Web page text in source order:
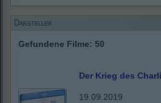
Darsteller
Gefundene Filme: 50
Der Krieg des
19.09.2019